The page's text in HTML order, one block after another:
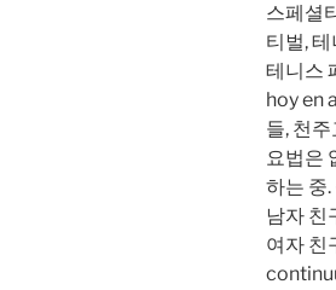
스페셜
티벌,
테니스
hoy en
들, 천
요법은
하는 중.
남자 친
여자 친